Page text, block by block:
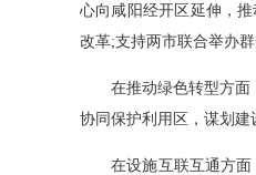
心向咸阳经开区延伸，
改革;支持两市联合举办
在推动绿色转型方面，
协同保护利用区，谋划建
在设施互联互通方面，